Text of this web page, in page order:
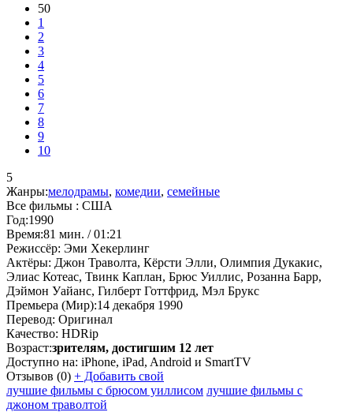
50
1
2
3
4
5
6
7
8
9
10
5
Жанры:мелодрамы, комедии, семейные
Все фильмы : США
Год:1990
Время:81 мин. / 01:21
Режиссёр: Эми Хекерлинг
Актёры: Джон Траволта, Кёрсти Элли, Олимпия Дукакис,
Элиас Котеас, Твинк Каплан, Брюс Уиллис, Розанна Барр,
Дэймон Уайанс, Гилберт Готтфрид, Мэл Брукс
Премьера (Мир):14 декабря 1990
Перевод: Оригинал
Качество: HDRip
Возраст:зрителям, достигшим 12 лет
Доступно на: iPhone, iPad, Android и SmartTV
Отзывов (0) + Добавить свой
лучшие фильмы с брюсом уиллисом лучшие фильмы с
джоном траволтой